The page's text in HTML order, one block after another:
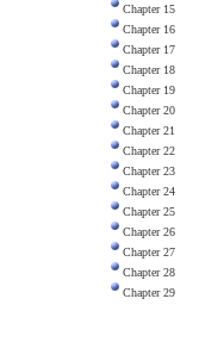
Chapter 15
Chapter 16
Chapter 17
Chapter 18
Chapter 19
Chapter 20
Chapter 21
Chapter 22
Chapter 23
Chapter 24
Chapter 25
Chapter 26
Chapter 27
Chapter 28
Chapter 29